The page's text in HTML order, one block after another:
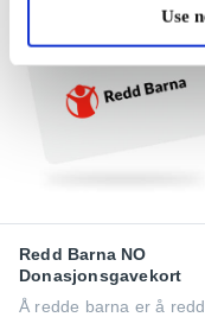
Use
Redd Barna NO
Donasjonsgavekort
Å redde barna er å